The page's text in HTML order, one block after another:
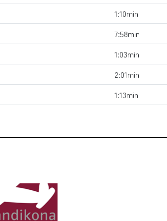
1:10min
7:58min
1:03min
2:01min
1:13min